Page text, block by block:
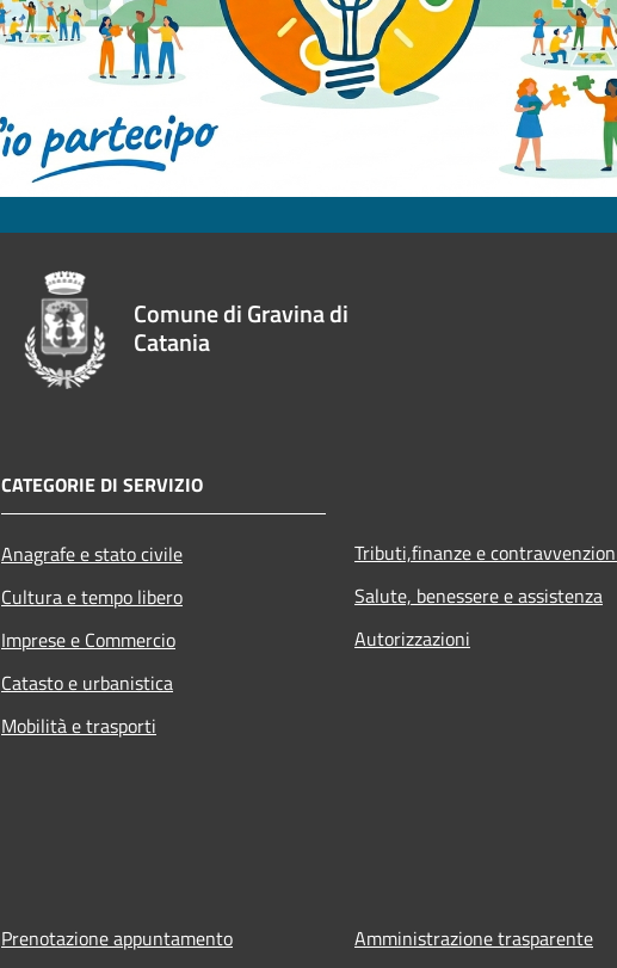
Comune di Gravina di
Catania
CATEGORIE DI SERVIZIO
Anagrafe e stato civile
Cultura e tempo libero
Imprese e Commercio
Catasto e urbanistica
Mobilità e trasporti
Tributi,finanze e
Salute, benessere e assistenza
Autorizzazioni
Prenotazione appuntamento
Amministrazione trasparente